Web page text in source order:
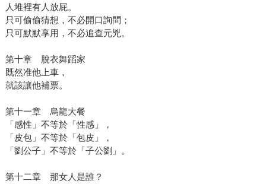
人堆裡有人放屁。
只可偷偷猜想，不必開口詢問；
只可默默享用，不必追查元兇。
第十章 脫衣舞蹈家
既然准他上車，
就該讓他補票。
第十一章 烏龍大餐
「感性」不等於「性感」，
「皮包」不等於「包皮」，
「劉公子」不等於「子公劉」。
第十二章 那女人是誰？